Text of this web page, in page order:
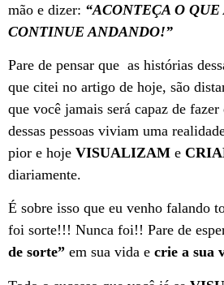
mão e dizer: “ACONTEÇA O
CONTINUE ANDANDO!”
Pare de pensar que as histórias
que citei no artigo de hoje, são
que você jamais será capaz de
dessas pessoas viviam uma
pior e hoje VISUALIZAM e
diariamente.
É sobre isso que eu venho falando
foi sorte!!! Nunca foi!! Pare de
de sorte” em sua vida e crie a sua